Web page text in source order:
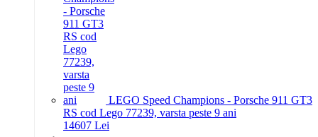
LEGO Speed Champions - Porsche 911 GT3
RS cod Lego 77239, varsta peste 9 ani
14607 Lei